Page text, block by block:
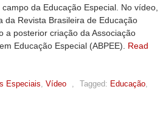
da Educação Especial. No vídeo,
da Revista Brasileira de Educação
a posterior criação da Associação
Educação Especial (ABPEE). Read
Especiais, Vídeo , Tagged: Educação,